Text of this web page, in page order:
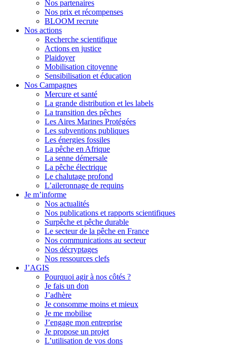
Nos partenaires
Nos prix et récompenses
BLOOM recrute
Nos actions
Recherche scientifique
Actions en justice
Plaidoyer
Mobilisation citoyenne
Sensibilisation et éducation
Nos Campagnes
Mercure et santé
La grande distribution et les labels
La transition des pêches
Les Aires Marines Protégées
Les subventions publiques
Les énergies fossiles
La pêche en Afrique
La senne démersale
La pêche électrique
Le chalutage profond
L’aileronnage de requins
Je m’informe
Nos actualités
Nos publications et rapports scientifiques
Surpêche et pêche durable
Le secteur de la pêche en France
Nos communications au secteur
Nos décryptages
Nos ressources clefs
J’AGIS
Pourquoi agir à nos côtés ?
Je fais un don
J’adhère
Je consomme moins et mieux
Je me mobilise
J’engage mon entreprise
Je propose un projet
L’utilisation de vos dons